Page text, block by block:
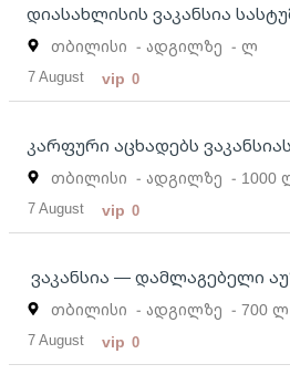
დიასახლისის ვაკანსია
თბილისი - ადგილზე - ლ
7 August vip 0
კარფური აცხადებს
თბილისი - ადგილზე - 1000
7 August vip 0
ვაკანსია — დამლაგებელი
თბილისი - ადგილზე - 700 ლ
7 August vip 0